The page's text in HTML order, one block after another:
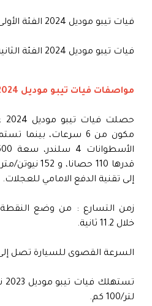
فيات تيبو موديل 2024 الفئة الأولى بقيمة 1,150,000 جنيه
فيات تيبو موديل 2024 الفئة الثانية بقيمة 1,325,000 جنيه
مواصفات فيات تيبو موديل 2024
مكون من 6 سرعات،
قدرها 110
إلى تقنية الدفع الامامي للعجلات.
خلال 11.2 ثانية.
السرعة القصوى للسيارة تصل إلى 192 كيلومتر في
لتر/100 كم.